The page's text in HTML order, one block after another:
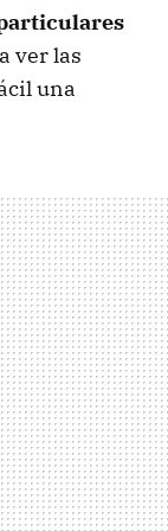
ver las
una